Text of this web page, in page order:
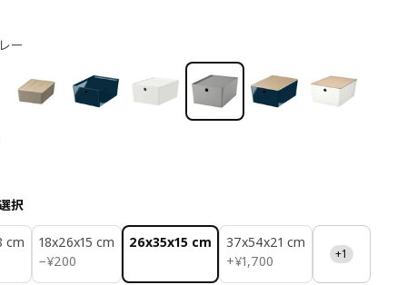
ー
択
cm
18x26x15 cm
−¥200
¥ 200
26x35x15 cm
37x54x21 cm
+¥1,700
¥ 1700 +1